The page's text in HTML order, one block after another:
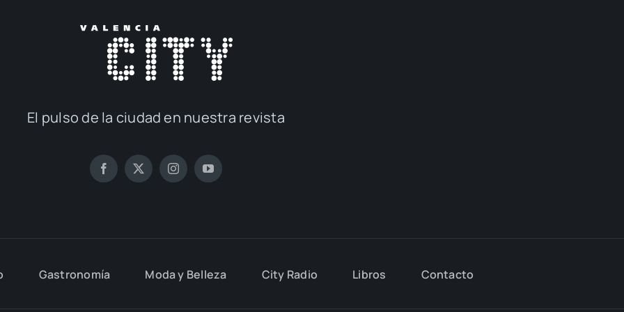
El pul­so de la ciu­dad en nues­tra revis­ta
Gas­tro­no­mía Moda y Belle­za City Radio Libros Con­tac­to